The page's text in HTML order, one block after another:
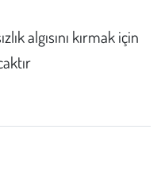
algısını kırmak için